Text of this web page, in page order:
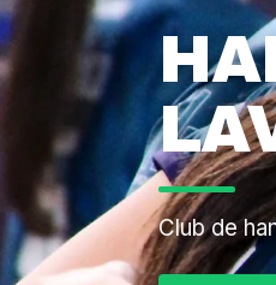
Club de